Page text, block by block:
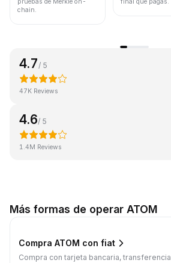
chain.
4.7 / 5
47K Reviews
4.6/ 5
1.4M Reviews
Más formas de operar ATOM
Compra ATOM con fiat
Compra con tarjeta bancaria, transferencia